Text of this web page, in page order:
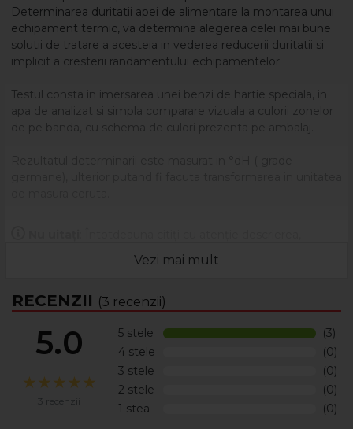
Determinarea duritatii apei de alimentare la montarea unui
echipament termic, va determina alegerea celei mai bune
solutii de tratare a acesteia in vederea reducerii duritatii si
implicit a cresterii randamentului echipamentelor.
Testul consta in imersarea unei benzi de hartie speciala, in
apa de analizat si simpla comparare vizuala a culorii zonelor
de pe banda, cu schema de culori prezenta pe ambalaj.
Vezi mai mult
eticheta și ambalajul produsului înainte de a-l utiliza!
RECENZII (3 recenzii)
5.0
3 recenzii
5 stele
(3)
4 stele
(0)
3 stele
(0)
2 stele
(0)
1 stea
(0)